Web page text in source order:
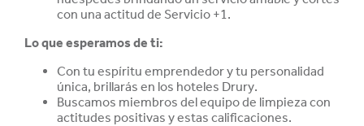
con una actitud de Servicio +1.
Lo que esperamos de ti:
Con tu espíritu emprendedor y tu personalidad
única, brillarás en los hoteles Drury.
Buscamos miembros del equipo de limpieza con
actitudes positivas y estas calificaciones.